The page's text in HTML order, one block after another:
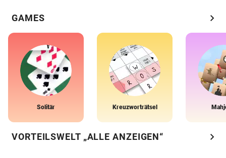
GAMES chevron_right
Solitär Kreuzworträtsel
VORTEILSWELT „ALLE ANZEIGEN“ chevron_right